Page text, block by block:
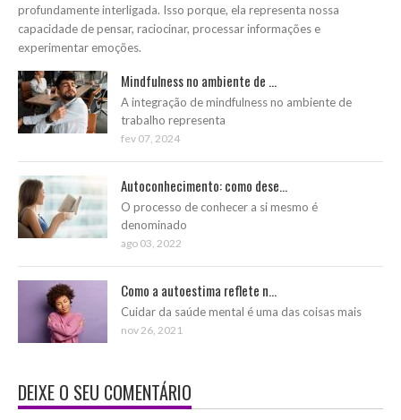
profundamente interligada. Isso porque, ela representa nossa
capacidade de pensar, raciocinar, processar informações e
experimentar emoções.
Mindfulness no ambiente de ...
A integração de mindfulness no ambiente de
trabalho representa
fev 07, 2024
Autoconhecimento: como dese...
O processo de conhecer a si mesmo é
denominado
ago 03, 2022
Como a autoestima reflete n...
Cuidar da saúde mental é uma das coisas mais
nov 26, 2021
DEIXE O SEU COMENTÁRIO